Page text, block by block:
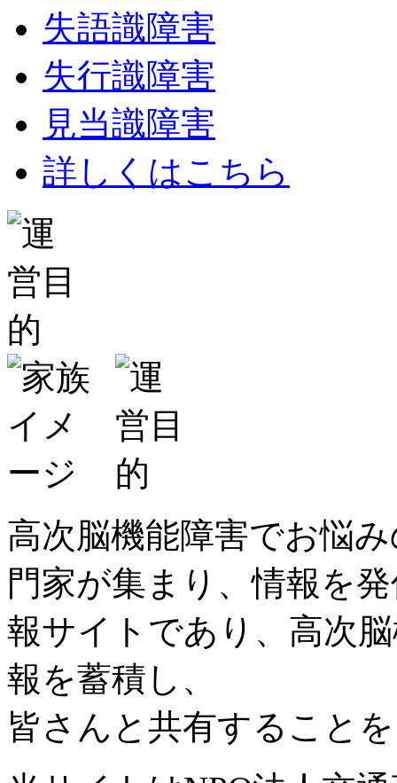
失語識障害
失行識障害
見当識障害
詳しくはこちら
高次脳機能障害でお悩
門家が集まり、情報を
報サイトであり、高次
報を蓄積し、
皆さんと共有すること